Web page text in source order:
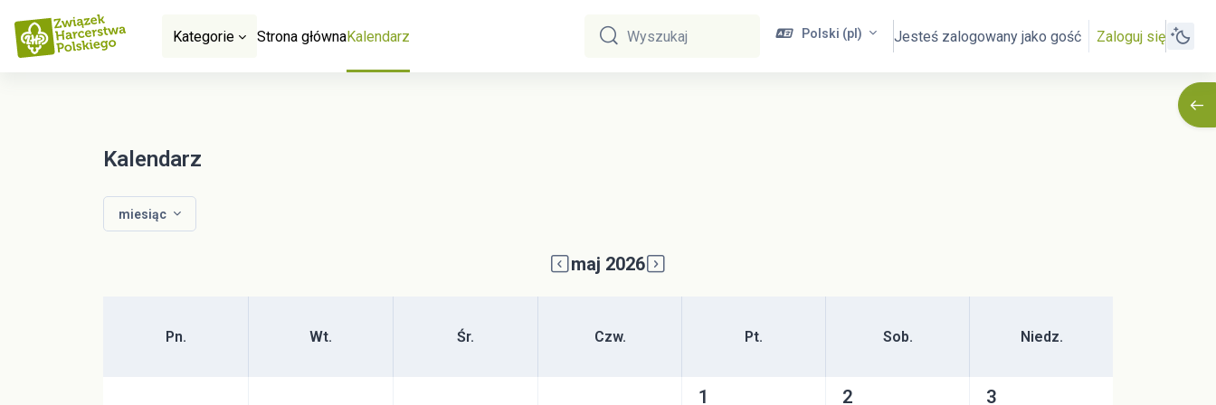
Przejdź do głównej zawartości
Kategorie
Strona głównaKalendarz
Wyszukaj
Wyszukaj
Polski ‎(pl)‎ Jesteś zalogowany jako gość Zaloguj się
Kalendarz
miesiąc
maj 2026
Poniedziałek
Pn. Wtorek
Wt. Środa
Śr. Czwartek
Czw. Piątek
Pt. Sobota
Sob. Niedziela
Niedz.
Brak wydarzeń, piątek, 1 maja
1 Brak wydarzeń, sobota, 2 maja
2 Brak wydarzeń, niedziela, 3 maja
3